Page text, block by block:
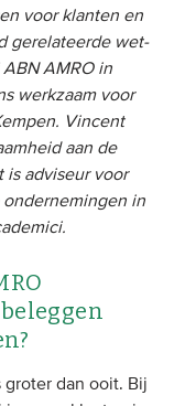
voor klanten en
gerelateerde wet-
AMRO in
werkzaam voor
Vincent
aan de
is adviseur voor
ondernemingen in
groter dan ooit. Bij